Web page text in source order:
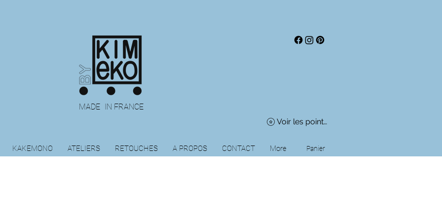
MADE IN FRANCE
Voir les points
KAKEMONO ATELIERS RETOUCHES A PROPOS CONTACT More Panier